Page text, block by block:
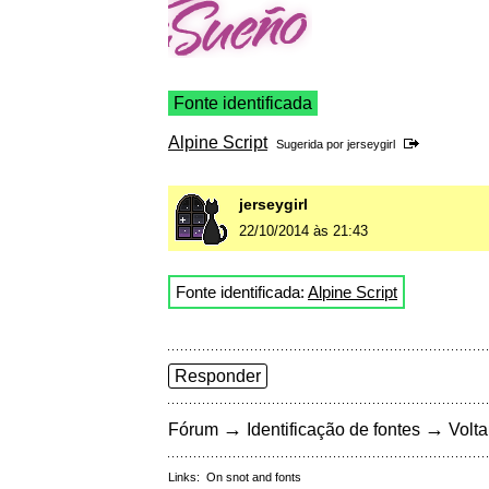
Fonte identificada
Alpine Script Sugerida por jerseygirl
jerseygirl
22/10/2014 às 21:43
Fonte identificada: Alpine Script
Responder
Fórum → Identificação de fontes →
Links: On snot and fonts